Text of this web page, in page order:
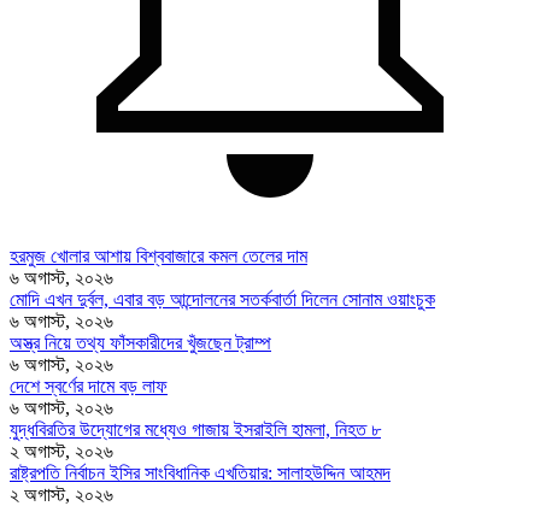
হরমুজ খোলার আশায় বিশ্ববাজারে কমল তেলের দাম
৬ অগাস্ট, ২০২৬
মোদি এখন দুর্বল, এবার বড় আন্দোলনের সতর্কবার্তা দিলেন সোনাম ওয়াংচুক
৬ অগাস্ট, ২০২৬
অস্ত্র নিয়ে তথ্য ফাঁসকারীদের খুঁজছেন ট্রাম্প
৬ অগাস্ট, ২০২৬
দেশে স্বর্ণের দামে বড় লাফ
৬ অগাস্ট, ২০২৬
যুদ্ধবিরতির উদ্যোগের মধ্যেও গাজায় ইসরাইলি হামলা, নিহত ৮
২ অগাস্ট, ২০২৬
রাষ্ট্রপতি নির্বাচন ইসির সাংবিধানিক এখতিয়ার: সালাহউদ্দিন আহমদ
২ অগাস্ট, ২০২৬